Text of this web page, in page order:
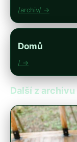
/archiv/ →
Domů
/ →
Další z